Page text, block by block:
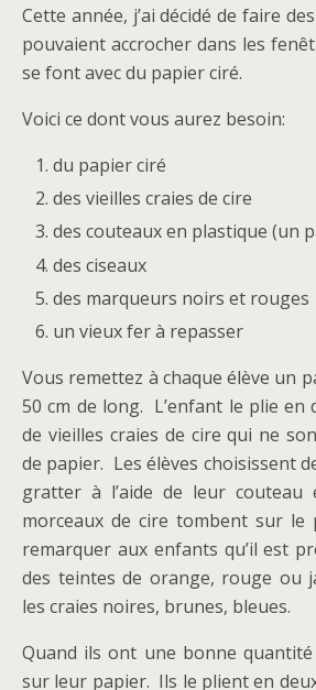
Cette année, j’ai décidé de faire
pouvaient accrocher dans les
se font avec du papier ciré.
Voici ce dont vous aurez besoin:
du papier ciré
des vieilles craies de cire
des couteaux en plastique (un
des ciseaux
des marqueurs noirs et rouges
un vieux fer à repasser
Vous remettez à chaque élève un
50 cm de long. L’enfant le plie en
de vieilles craies de cire qui ne
de papier. Les élèves choisissent
gratter à l’aide de leur
morceaux de cire tombent sur le
remarquer aux enfants qu’il est
des teintes de orange, rouge ou
les craies noires, brunes, bleues.
Quand ils ont une bonne
sur leur papier. Ils le plient en